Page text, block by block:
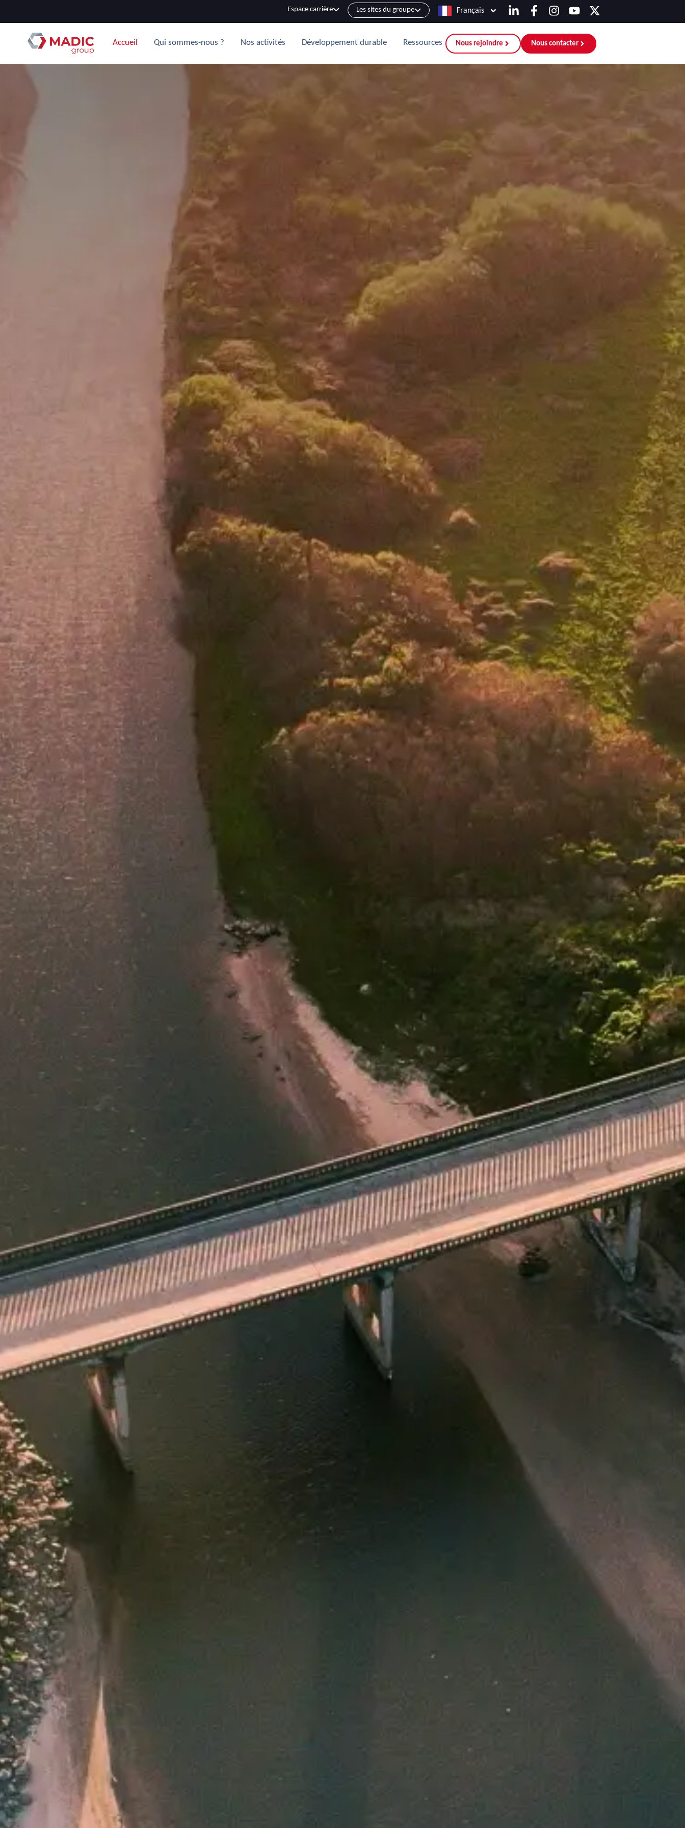
Espace carrière Les sites du groupe Français
Accueil Qui sommes-nous ? Nos activités Développement durable Ressources Nous rejoindre Nous contacter